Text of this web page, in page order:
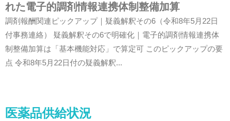
れた電子的調剤情報連携体制整備加算
調剤報酬関連ピックアップ｜疑義解釈その6（令和8年5月22日
付事務連絡） 疑義解釈その6で明確化｜電子的調剤情報連携体
制整備加算は「基本機能対応」で算定可 このピックアップの要
点 令和8年5月22日付の疑義解釈...
医薬品供給状況